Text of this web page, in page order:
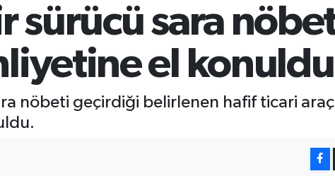
sürücü sara
el
nöbeti geçirdiği belirlenen hafif ticari